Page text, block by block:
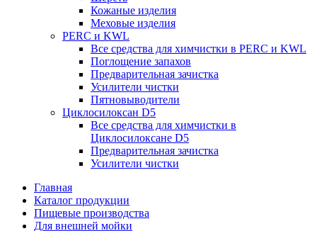
Кожаные изделия
Меховые изделия
PERC и KWL
Все средства для химчистки в PERC и KWL
Поглощение запахов
Предварительная зачистка
Усилители чистки
Пятновыводители
Циклосилоксан D5
Все средства для химчистки в
Циклосилоксане D5
Предварительная зачистка
Усилители чистки
Главная
Каталог продукции
Пищевые производства
Для внешней мойки